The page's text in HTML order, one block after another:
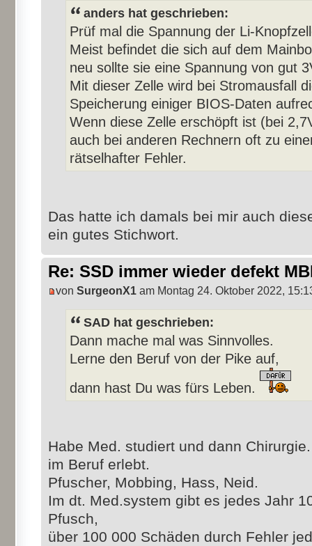
anders hat geschrieben:
Prüf mal die Spannung der Li-
Meist befindet die sich auf dem
neu sollte sie eine Spannung von gut
Mit dieser Zelle wird bei Stromausfall
Speicherung einiger BIOS-Daten
Wenn diese Zelle erschöpft ist (bei
auch bei anderen Rechnern oft zu
rätselhafter Fehler.
Das hatte ich damals bei mir auch
ein gutes Stichwort.
Re: SSD immer wieder defekt
von SurgeonX1 am Montag 24. Oktober 2022,
SAD hat geschrieben:
Dann mache mal was Sinnvolles.
Lerne den Beruf von der Pike auf,
dann hast Du was fürs Leben.
Habe Med. studiert und dann
im Beruf erlebt.
Pfuscher, Mobbing, Hass, Neid.
Im dt. Med.system gibt es jedes Jahr
Pfusch,
über 100 000 Schäden durch Fehler